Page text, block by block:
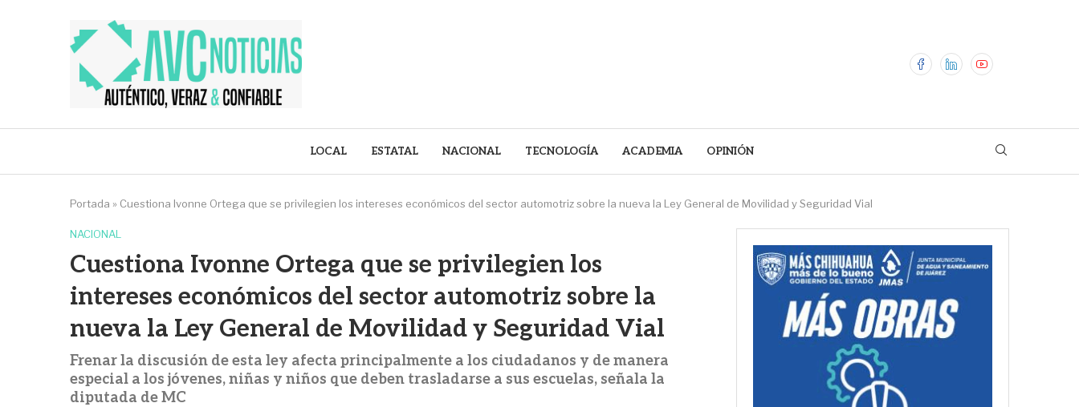
LOCAL ESTATAL NACIONAL TECNOLOGÍA ACADEMIA OPINIÓN
Portada » Cuestiona Ivonne Ortega que se privilegien los intereses económicos del sector automotriz sobre la nueva la Ley General de Movilidad y Seguridad Vial
NACIONAL
Cuestiona Ivonne Ortega que se privilegien los
intereses económicos del sector automotriz sobre la
nueva la Ley General de Movilidad y Seguridad Vial
Frenar la discusión de esta ley afecta principalmente a los ciudadanos y de manera
especial a los jóvenes, niñas y niños que deben trasladarse a sus escuelas, señala la
diputada de MC